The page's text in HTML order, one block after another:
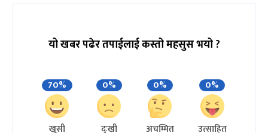
यो खबर पढेर तपाईलाई कस्तो महसुस भयो ?
70%
खुसी
0%
दुःखी
0%
अचम्मित
0%
उत्साहित